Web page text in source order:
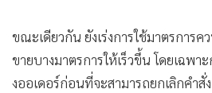
Motoring
• เกม
• วิทยาศาสตร์
ขณะเดียวกัน ยังเร่งการใช้มาตรการ
ขายบางมาตรการให้เร็วขึ้น โดยเฉพา
งออเดอร์ก่อนที่จะสามารถยกเลิกคำสั่